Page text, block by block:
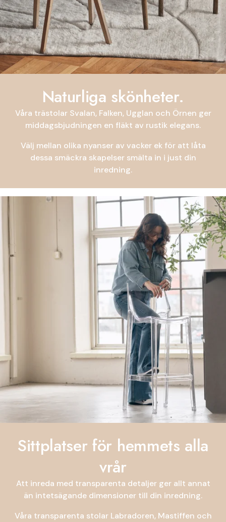
Naturliga skönheter.
Våra trästolar Svalan, Falken, Ugglan och Örnen ger
middagsbjudningen en fläkt av rustik elegans.
Välj mellan olika nyanser av vacker ek för att låta
dessa smäckra skapelser smälta in i just din
inredning.
Sittplatser för hemmets alla
vrår
Att inreda med transparenta detaljer ger allt annat
än intetsägande dimensioner till din inredning.
Våra transparenta stolar Labradoren, Mastiffen och